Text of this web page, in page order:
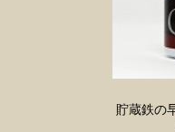
貯蔵鉄の